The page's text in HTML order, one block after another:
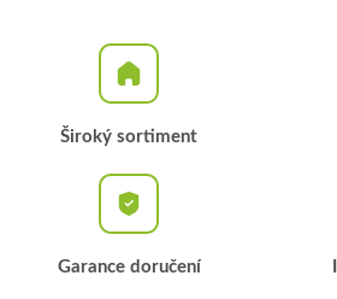
Široký sortiment
Garance doručení